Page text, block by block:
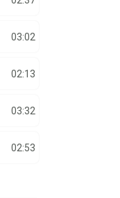
03:02
02:13
03:32
02:53